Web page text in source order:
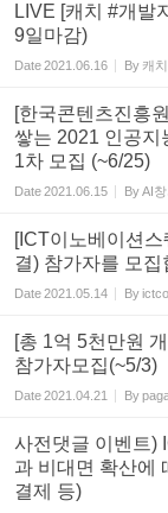
LIVE [캐치 #개발
9일마감)
Date2021.06.16 By 캐치
[한국콘텐츠진흥
쌓는 2021 인공지
1차 모집 (~6/25)
Date2021.06.15 ByAI
[ICT이노베이션
결) 참가자를 모
Date2021.05.14 By
[총 1억 5천만원
참가자모집(~5/3)
Date2021.04.21 By
사전댓글 이벤트)
과 비대면 확산에
결제 등)